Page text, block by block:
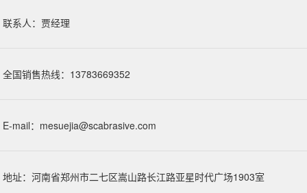
联系人：贾经理
全国销售热线：13783669352
E-mail： mesuejia@scabrasive.com
地址：河南省郑州市二七区嵩山路长江路亚星时代广场1903室